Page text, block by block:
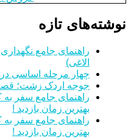
نوشته‌های تازه
راهنمای جامع
الاغی)
چهار مرحله اساسی در
جوجه اردک زشت؛
راهنمای جامع سفر به
بهترین زمان بازدید !
راهنمای جامع سفر به
بهترین زمان بازدید !